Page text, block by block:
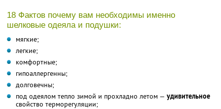
18 Фактов почему вам необходимы именно
шелковые одеяла и подушки:
мягкие;
легкие;
комфортные;
гипоаллергенны;
долговечны;
под одеялом тепло зимой и прохладно летом — удивительное
свойство терморегуляции;